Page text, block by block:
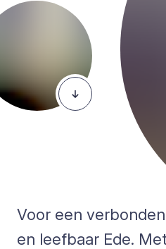
Voor een
en leefbaar Ede.